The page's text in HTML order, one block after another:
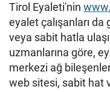
Tirol Eyaleti'nin
eyalet çalışanları
veya sabit hatla
uzmanlarına göre,
merkezi ağ
web sitesi, sabit hat